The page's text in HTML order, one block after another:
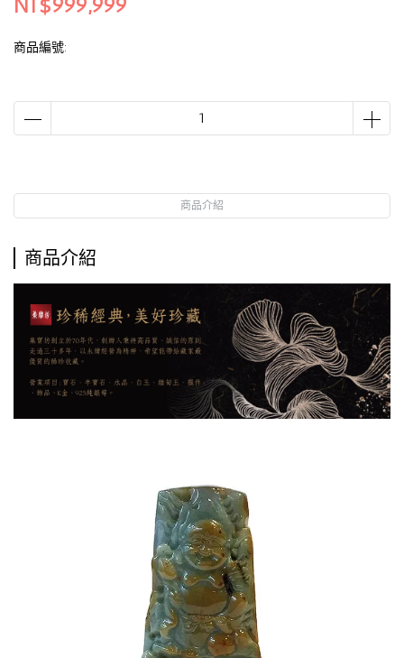
商品編號:
商品介紹
商品介紹